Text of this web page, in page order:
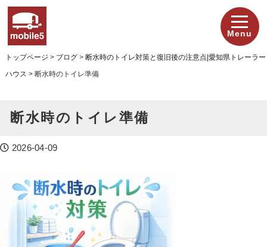
Menu
トップページ > ブログ> 断水時のトイレ対策と復旧後の注意点|愛知県トレーラー
ハウス > 断水時のトイレ準備
断水時のトイレ準備
2026-04-09